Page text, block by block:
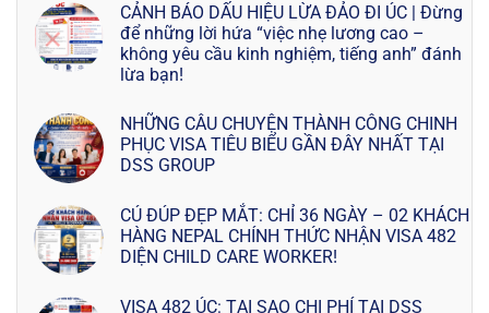
CẢNH BÁO DẤU HIỆU LỪA ĐẢO ĐI ÚC | Đừng
để những lời hứa “việc nhẹ lương cao –
không yêu cầu kinh nghiệm, tiếng anh” đánh
lừa bạn!
NHỮNG CÂU CHUYỆN THÀNH CÔNG CHINH
PHỤC VISA TIÊU BIỂU GẦN ĐÂY NHẤT TẠI
DSS GROUP
CÚ ĐÚP ĐẸP MẮT: CHỈ 36 NGÀY – 02 KHÁCH
HÀNG NEPAL CHÍNH THỨC NHẬN VISA 482
DIỆN CHILD CARE WORKER!
VISA 482 ÚC: TẠI SAO CHI PHÍ TẠI DSS